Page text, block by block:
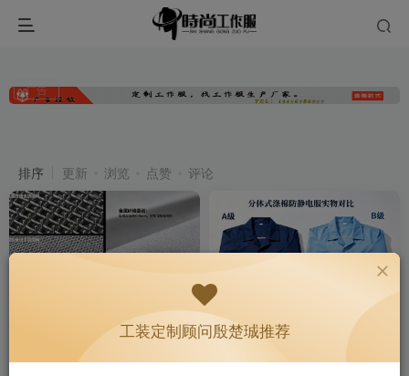
广告
防静电服采购
排序 更新 浏览 点赞 评论
防静电服导电纤维的秘密：为
什么有的服洗 50 次仍达标
防静电服 A 级 B 级怎么选？
一张表看懂
工装定制顾问殷楚珹推荐